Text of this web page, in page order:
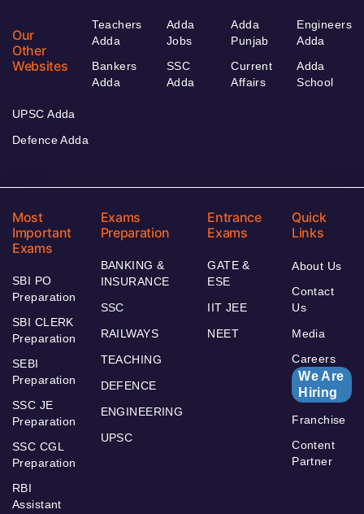
Our
Other
Websites
Teachers
Adda
Bankers
Adda
Adda
Jobs
SSC
Adda
Adda
Punjab
Current
Affairs
Engineers
Adda
Adda
School
UPSC Adda
Defence Adda
Most
Important
Exams
SBI PO
Preparation
SBI CLERK
Preparation
SEBI
Preparation
SSC JE
Preparation
SSC CGL
Preparation
RBI
Assistant
Exams
Preparation
BANKING &
INSURANCE
SSC
RAILWAYS
TEACHING
DEFENCE
ENGINEERING
UPSC
Entrance
Exams
GATE &
ESE
IIT JEE
NEET
Quick
Links
About Us
Contact
Us
Media
Careers
We Are
Hiring
Franchise
Content
Partner